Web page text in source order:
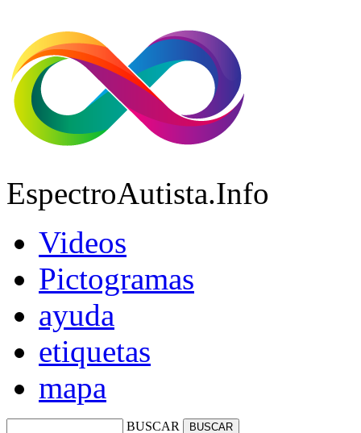
EspectroAutista.Info
Videos
Pictogramas
ayuda
etiquetas
mapa
BUSCAR